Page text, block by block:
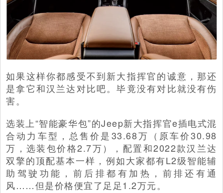
如果这样你都感受不到新大指挥官的诚意，那还
是拿它和汉兰达对比吧。毕竟没有对比就没有伤
害。
选装上“智能豪华包”的Jeep新大指挥官e插电式混
合动力车型，总售价是33.68万（原车价30.98
万，选装包价格2.7万），配置和2022款汉兰达
双擎的顶配基本一样，例如大家都有L2级智能辅
助驾驶功能，前后排都有加热，前排还有通
风……但是价格便宜了足足1.2万元。